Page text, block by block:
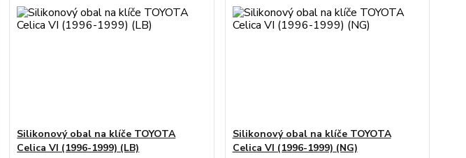
Silikonový obal na klíče TOYOTA
Celica VI (1996-1999) (LB)
Silikonový obal na klíče TOYOTA
Celica VI (1996-1999) (NG)